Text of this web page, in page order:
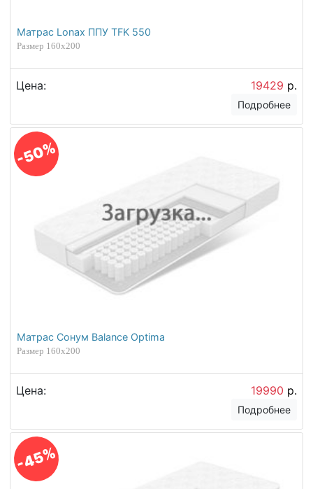
Матрас Lonax ППУ TFK 550
Размер 160х200
Цена: 19429 р.
Подробнее
-50%
Матрас Сонум Balance Optima
Размер 160х200
Цена: 19990 р.
Подробнее
-45%